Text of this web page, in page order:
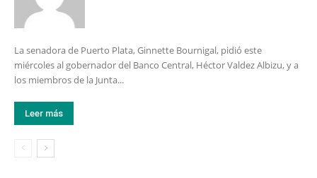
La senadora de Puerto Plata, Ginnette Bournigal, pidió este
miércoles al gobernador del Banco Central, Héctor Valdez Albizu, y a
los miembros de la Junta...
Leer más